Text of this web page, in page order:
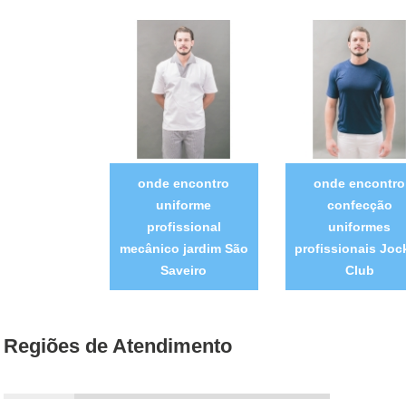
onde encontro
uniforme
profissional
mecânico jardim São
Saveiro
onde encontro
confecção
uniformes
profissionais
Club
Regiões de Atendimento